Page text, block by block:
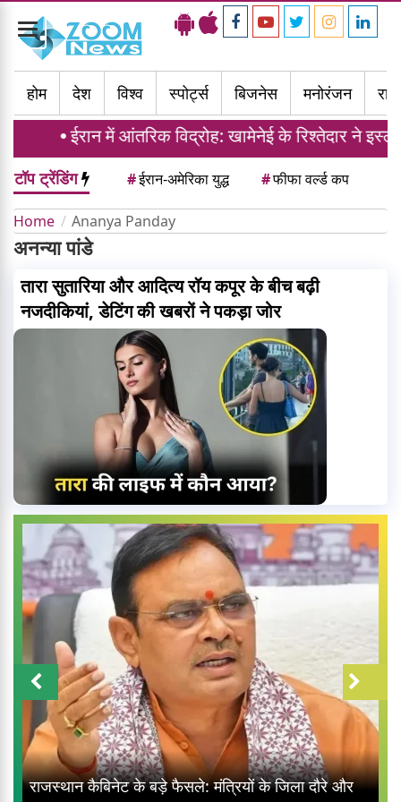
Toggle
navigation
होम
देश विश्व स्पोर्ट्स बिजनेस मनोरंजन
ईरान में आंतरिक विद्रोह: खामेनेई के रिश्तेदार ने
टॉप ट्रेंडिंग #ईरान-अमेरिका युद्ध #फीफा वर्ल्ड कप
Home Ananya Panday
अनन्या पांडे
तारा सुतारिया और आदित्य रॉय कपूर के बीच बढ़ी
नजदीकियां, डेटिंग की खबरों ने पकड़ा जोर
राजस्थान कैबिनेट के बड़े फैसले: मंत्रियों के जिला दौरे और